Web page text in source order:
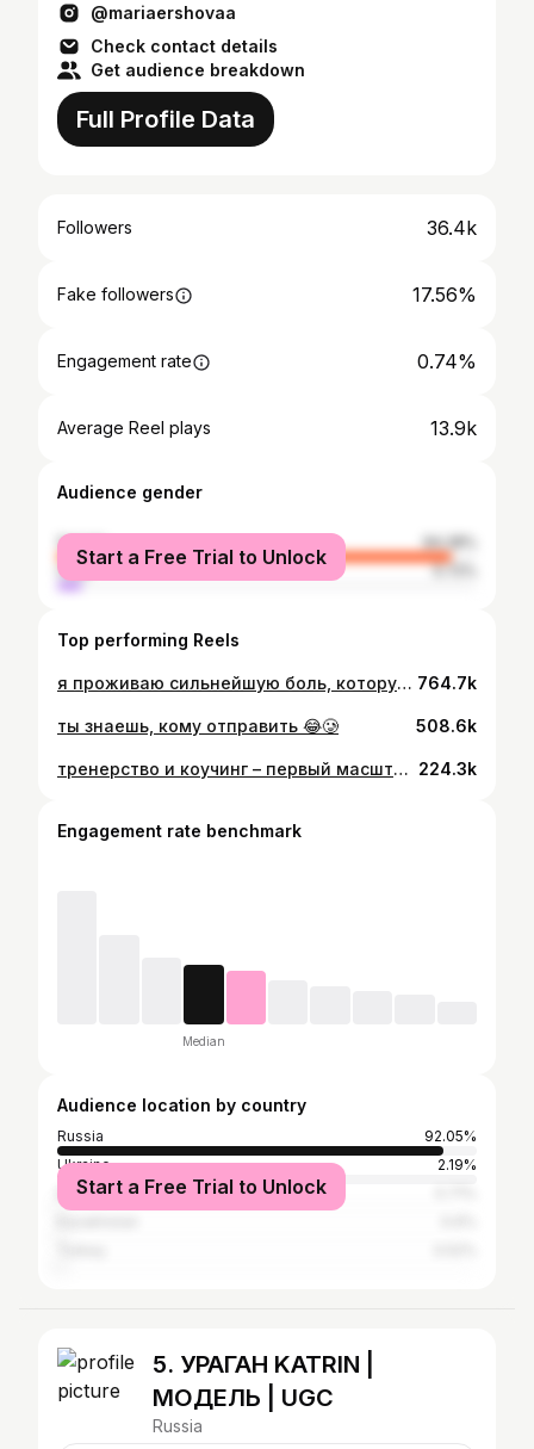
@mariaershovaa
Check contact details
Get audience breakdown
Full Profile Data
Followers 36.4k
Fake followers 17.56%
Engagement rate 0.74%
Average Reel plays 13.9k
Audience gender
female
94.28%
male
5.72%
Start a Free Trial to Unlock
Top performing Reels
я проживаю сильнейшую боль, которую игнорировала все это время ⠀ тяжёлую больную обесцененную близкими тягучую и слепую ⠀ но знаете, есть одна мысль, которая мотивирует сейчас делать маленькие шаги к своему эмоциональному равновесию? ⠀ «Для трудностей тоже нужна энергоёмкость» ⠀ Как сказала приглашённый психолог в моем закрытом клубе: ⠀ «Насколько большой размер ситуации под именем “жопа” мы себе натворили, настолько же большой положительного мы можем вместить. Пропускная способность уже есть. И если накопили и выдержали это, значит есть потенциал для больших и прекрасных дел» 💔 ⠀ Переезд в другую страну, карьерный рост, творческая самореализация и масштабирование блога было, после чего меня накрыло адовыми чувствами и кипящей болью, которая сейчас с необыкновенно приятным покалыванием внутри покидает меня. ⠀ Работа с двумя терапевтами, расставание с прошлым и людьми, что не могут выдержать моих «низов», очередные выгрузы страхов и тревожных мыслей, крепкий сон, новые увлечения, грандиозные планы. Все вышеперечисленное дает мне силы и уверенность в своём будущем. ⠀ Вот такое откровение спустя месяц отсутствия в блоге вашего тренера и человека, который столько лет помогал вам найти опору в себе, представляете? ⠀ Обреченное может быть радостным, поэтому начинаю рассказывать вам про свой удивительный путь. ⠀ смотрите актуальное «кризис» 764.7k
ты знаешь, кому отправить 😂🥲 508.6k
тренерство и коучинг – первый масштабный кризис за 6 лет работы 👇🏽 ⠀ Работать с людьми и нести для них огромную пользу – это дар свыше, однозначно 🤍 ⠀ Но все профессии, тесно связанные с социальными контактами, предполагают, что один из участников взаимодействия иногда становится своеобразным эмоциональным контейнером для другого. ⠀ Мне важно помочь человеку и с его внутренним состоянием, процесс взаимодействия с каждой подопечной был равносилен психотерапевтической сессии. Контейнировать проблемы другого я умею с блеском, но только в этом году случился мой переезд в другую страну. И этот переезд поспособствовал временному ухудшению этой моей суперсилы. Я немножко выгорела, так бывает. Признаюсь и вам в этом. ⠀ Я была и буду огромной опорой для людей по всему миру в их отношениях с телом, но только в том случае, когда у меня есть возможности сохранения своего внутреннего ресурса. ⠀ Мой кризис, который выливался в сотни сторис и подкастов в телеграм-канале позади. Сегодня я благодарна себе за то, что мне хватило ума приостановить все проекты и уйти в отпуск. Я понимала, что в таком состоянии работа будет причинять мне боль и порождать чувство вины, а быть опорой для других в такие периоды может быть даже опасно для всех участников процесса. Пишу этот пост и улыбаюсь – чувствую, что очень сложный период позади. И я с ним справилась. ⠀ Я прошу прощения за своё отсутствие у тех, кому я особенно была нужна. Сейчас я снова с вами. ⠀ С любовью, ваш тренер @mariaershovaa 🤍 224.3k
Engagement rate benchmark
Median
Audience location by country
Russia
92.05%
Ukraine
2.19%
Belarus
Start a Free Trial to Unlock
5. УРАГАН KATRIN |
МОДЕЛЬ | UGC
Russia